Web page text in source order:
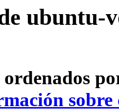
ubuntu-
ordenados
sobre